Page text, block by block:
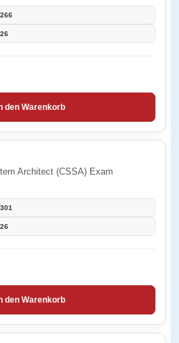
266
den Warenkorb
Architect (CSSA) Exam
301
den Warenkorb